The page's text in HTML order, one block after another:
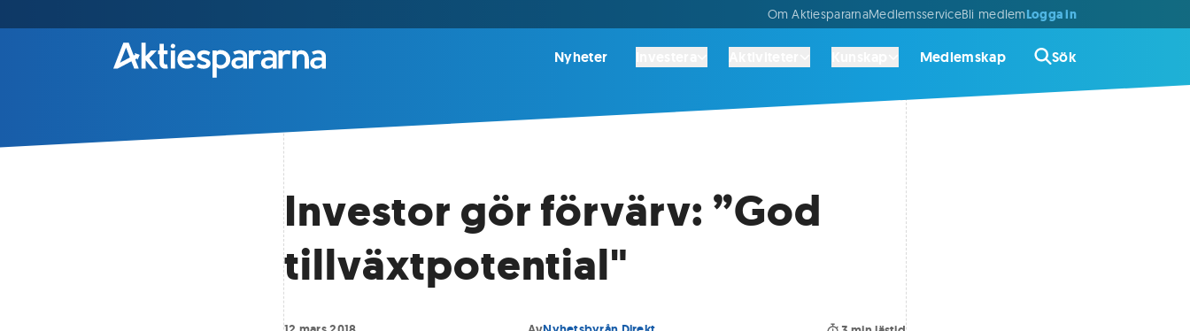
Om AktiespararnaMedlemsserviceBli medlemLogga in
Nyheter Medlemskap Sök
Investor gör förvärv: ”God
tillväxtpotential"